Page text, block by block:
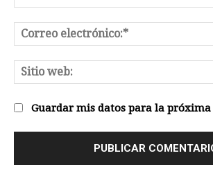
Guardar mis datos para la próxima